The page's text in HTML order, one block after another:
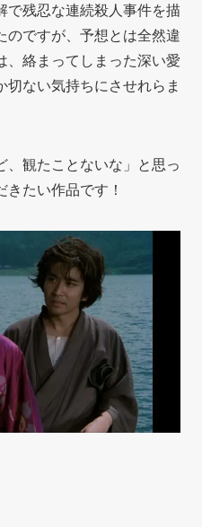
で残忍な連続殺人事件を描
のですが、予想とは全然違
、絡まってしまった深い愛
ない気持ちにさせれらま
、観たことないな」と思っ
たい作品です！